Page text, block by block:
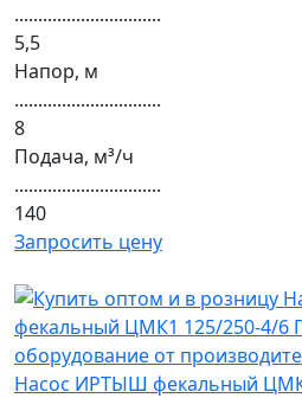
...............................
5,5
Напор, м
...............................
8
Подача, м³/ч
...............................
140
Запросить цену
Насос ИРТЫШ фекальный